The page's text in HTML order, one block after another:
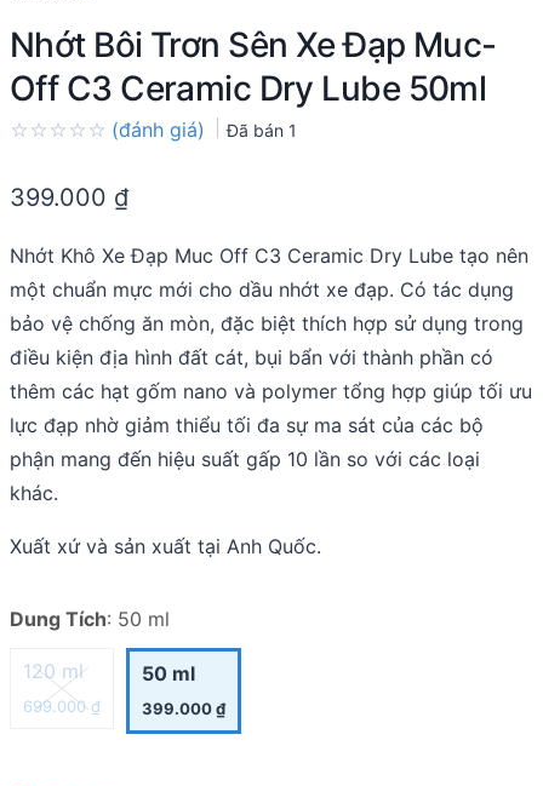
Nhớt Bôi Trơn Sên Xe Đạp Muc-
Off C3 Ceramic Dry Lube 50ml
out
(đánh giá) Đã bán 1
399.000 ₫
Nhớt Khô Xe Đạp Muc Off C3 Ceramic Dry Lube tạo nên
một chuẩn mực mới cho dầu nhớt xe đạp. Có tác dụng
bảo vệ chống ăn mòn, đặc biệt thích hợp sử dụng trong
điều kiện địa hình đất cát, bụi bẩn với thành phần có
thêm các hạt gốm nano và polymer tổng hợp giúp tối ưu
lực đạp nhờ giảm thiểu tối đa sự ma sát của các bộ
phận mang đến hiệu suất gấp 10 lần so với các loại
khác.
Xuất xứ và sản xuất tại Anh Quốc.
Dung Tích: 50 ml
120 ml
699.000₫
50 ml
399.000₫